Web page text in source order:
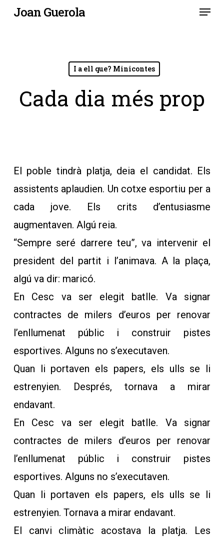
SkipJoan Guerola Menu
I a ell que? Minicontes
Cada dia més prop
El poble tindrà platja, deia el candidat. Els
assistents aplaudien. Un cotxe esportiu per a
cada jove. Els crits d’entusiasme
augmentaven. Algú reia.
“Sempre seré darrere teu”, va intervenir el
president del partit i l’animava. A la plaça,
algú va dir: maricó.
En Cesc va ser elegit batlle. Va signar
contractes de milers d’euros per renovar
l’enllumenat públic i construir pistes
esportives. Alguns no s’executaven.
Quan li portaven els papers, els ulls se li
estrenyien. Després, tornava a mirar
endavant.
En Cesc va ser elegit batlle. Va signar
contractes de milers d’euros per renovar
l’enllumenat públic i construir pistes
esportives. Alguns no s’executaven.
Quan li portaven els papers, els ulls se li
estrenyien. Tornava a mirar endavant.
El canvi climàtic acostava la platja. Les